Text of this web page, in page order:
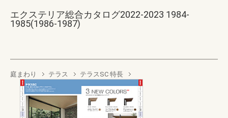
エクステリア総合カタログ2022-2023 1984-
1985(1986-1987)
庭まわり テラス テラスSC 特長